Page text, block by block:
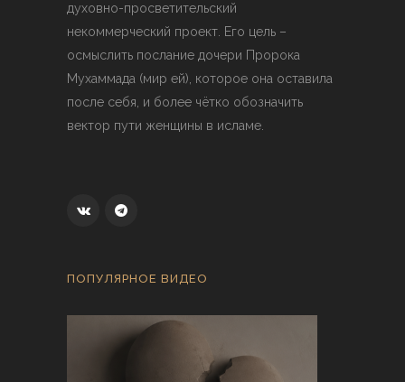
духовно-просветительский
некоммерческий проект. Его цель –
осмыслить послание дочери Пророка
Мухаммада (мир ей), которое она оставила
после себя, и более чётко обозначить
вектор пути женщины в исламе.
ПОПУЛЯРНОЕ ВИДЕО